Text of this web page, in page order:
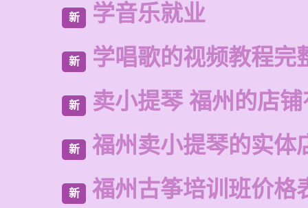
新 学音乐就业
新 学唱歌的视频教程完
新 卖小提琴 福州的店
新 福州卖小提琴的实体
新 福州古筝培训班价格